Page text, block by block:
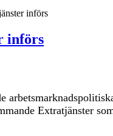
införs
införs
Extratjänster